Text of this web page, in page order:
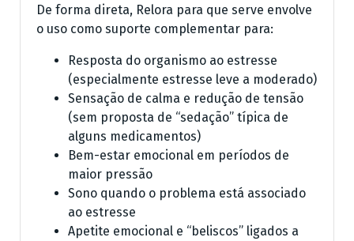
De forma direta, Relora para que serve envolve
o uso como suporte complementar para:
Resposta do organismo ao estresse
(especialmente estresse leve a moderado)
Sensação de calma e redução de tensão
(sem proposta de “sedação” típica de
alguns medicamentos)
Bem-estar emocional em períodos de
maior pressão
Sono quando o problema está associado
ao estresse
Apetite emocional e “beliscos” ligados a